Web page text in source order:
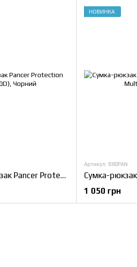
Армійський баул-рюкзак Pancer Protection 110 л (Oxford 600D), Чорний
НОВИНКА
Артикул: B80PAN
1 050 грн